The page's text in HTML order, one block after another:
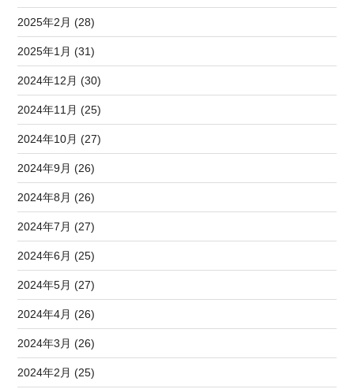
2025年2月 (28)
2025年1月 (31)
2024年12月 (30)
2024年11月 (25)
2024年10月 (27)
2024年9月 (26)
2024年8月 (26)
2024年7月 (27)
2024年6月 (25)
2024年5月 (27)
2024年4月 (26)
2024年3月 (26)
2024年2月 (25)